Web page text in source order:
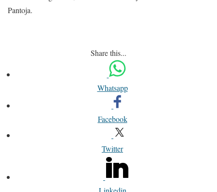
Pantoja.
Share this...
Whatsapp
Facebook
Twitter